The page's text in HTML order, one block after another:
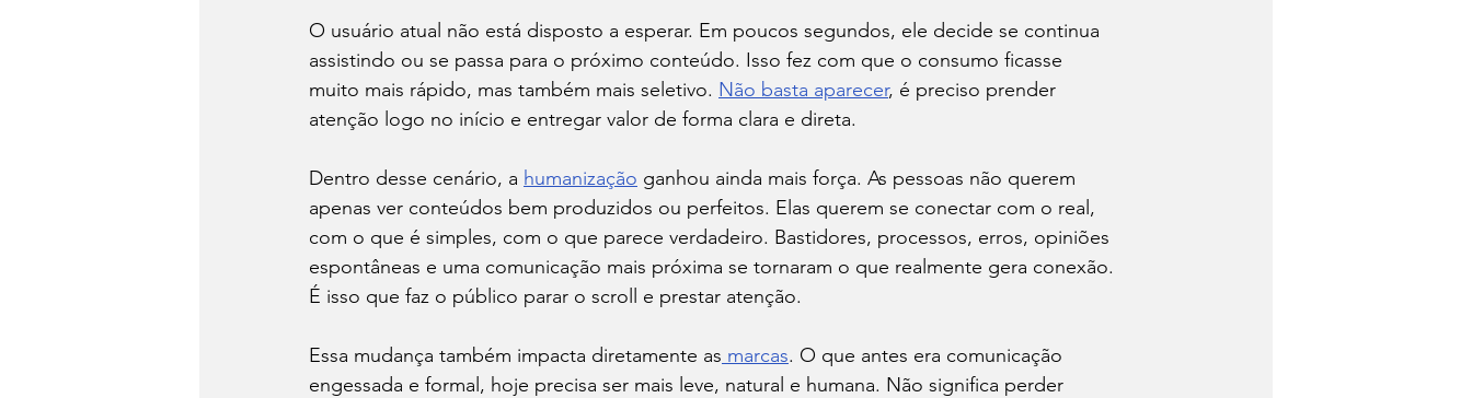
O usuário atual não está disposto a esperar. Em poucos segundos, ele decide se continua
assistindo ou se passa para o próximo conteúdo. Isso fez com que o consumo ficasse
muito mais rápido, mas também mais seletivo. Não basta aparecer, é preciso prender
atenção logo no início e entregar valor de forma clara e direta.
Dentro desse cenário, a humanização ganhou ainda mais força. As pessoas não querem
apenas ver conteúdos bem produzidos ou perfeitos. Elas querem se conectar com o real,
com o que é simples, com o que parece verdadeiro. Bastidores, processos, erros, opiniões
espontâneas e uma comunicação mais próxima se tornaram o que realmente gera conexão.
É isso que faz o público parar o scroll e prestar atenção.
Essa mudança também impacta diretamente as marcas. O que antes era comunicação
engessada e formal, hoje precisa ser mais leve, natural e humana. Não significa perder